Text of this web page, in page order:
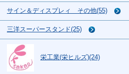
サイン＆ディスプレィ その他(55)
三洋スーパースタンド(25)
栄工業(栄ヒルズ)(24)